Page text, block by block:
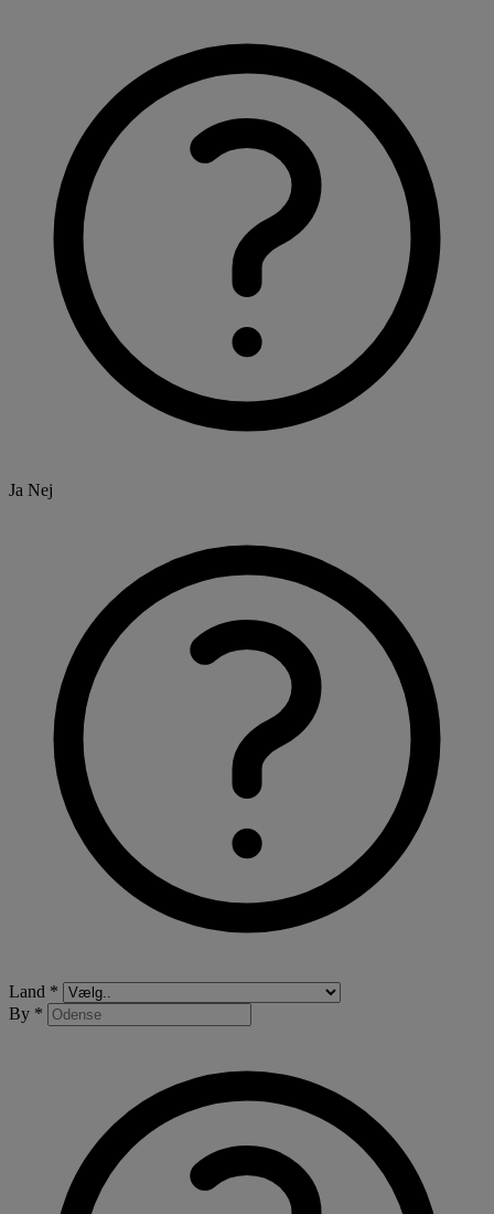
Ja Nej
Land *
By *